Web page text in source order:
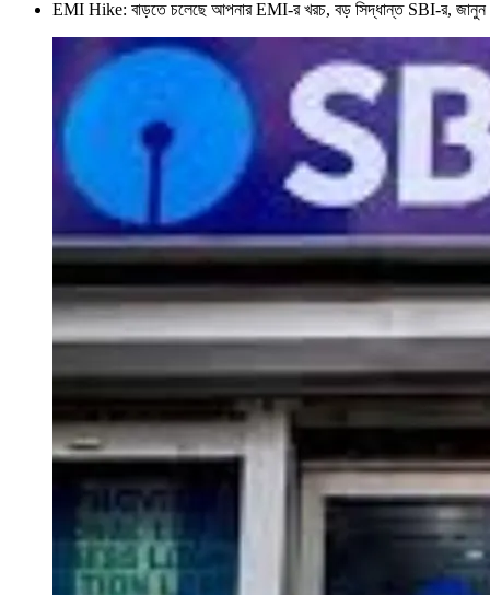
EMI Hike: বাড়তে চলেছে আপনার EMI-র খরচ, বড় সিদ্ধান্ত SBI-র,